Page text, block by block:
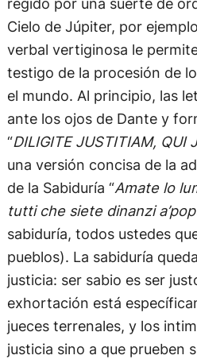
regido por una suerte de
Cielo de Júpiter, por
verbal vertiginosa le
testigo de la procesión de
el mundo. Al principio, las
ante los ojos de Dante y
“DILIGITE JUSTITIAM, QUI
una versión concisa de la
de la Sabiduría “Amate lo
tutti che siete dinanzi
sabiduría, todos ustedes
pueblos). La sabiduría
justicia: ser sabio es ser
exhortación está
jueces terrenales, y los
justicia sino a que prueben